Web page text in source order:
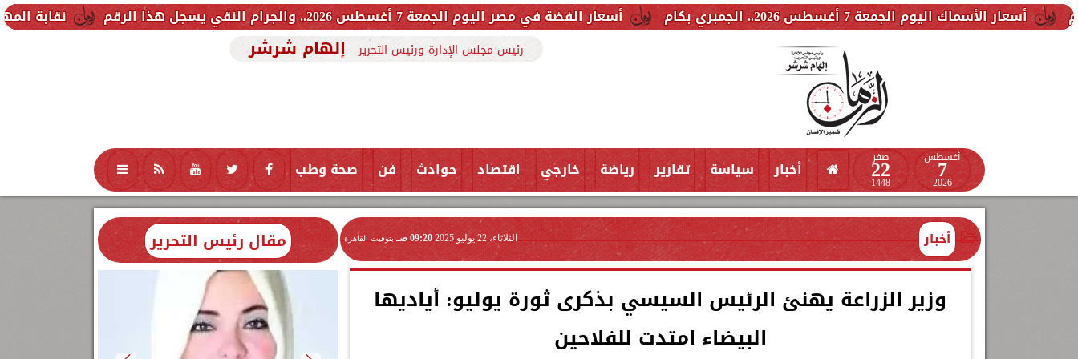
نقابة المهندسين تشكل أسعار الفضة في مصر اليوم الجمعة 7 أغسطس 2026.. والجرام النقي يسجل هذا الرقم الجمعة 7 أغسطس 2026.. الجمبري بكام
رئيس مجلس الإدارة ورئيس التحرير إلهام شرشر
أغسطس
7
2026
صفر
22
1448
أخبار سياسة تقارير رياضة خارجي اقتصاد حوادث فن صحة وطب تكنولوجيا منوعات محافظات
أخبار الثلاثاء، 22 يوليو 2025 09:20 صـ بتوقيت القاهرة
وزير الزراعة يهنئ الرئيس السيسي بذكرى ثورة يوليو: أياديها
البيضاء امتدت للفلاحين
مقال رئيس التحرير